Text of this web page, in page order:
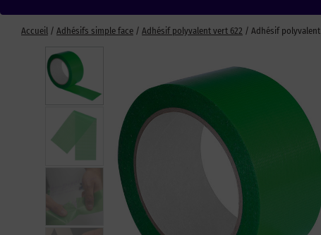
Accueil / Adhésifs simple face / Adhésif polyvalent vert 622 / Adhésif polyvalent